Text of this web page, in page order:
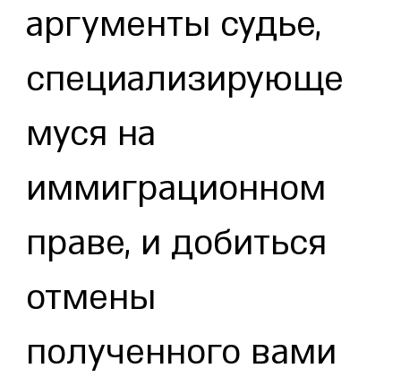
аргументы судье,
специализирующе
муся на
иммиграционном
праве, и добиться
отмены
полученного вами